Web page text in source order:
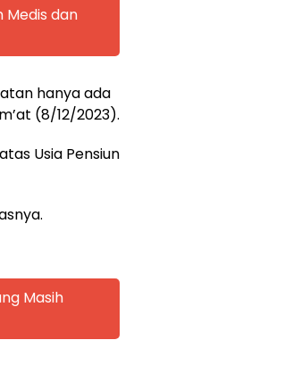
Medis dan
hanya ada
(8/12/2023).
Usia Pensiun
Masih